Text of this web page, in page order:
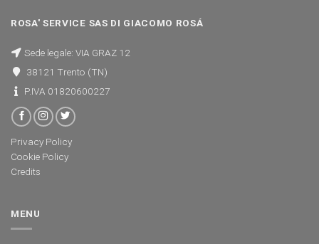
ROSA' SERVICE SAS DI GIACOMO ROSÁ
Sede legale: VIA GRAZ 12
38121 Trento (TN)
P.IVA 01820600227
Privacy Policy
Cookie Policy
Credits
MENU